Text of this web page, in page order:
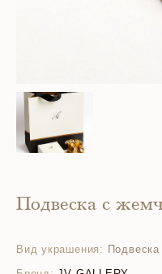
Подвеска с
Вид украшения: Подвеска